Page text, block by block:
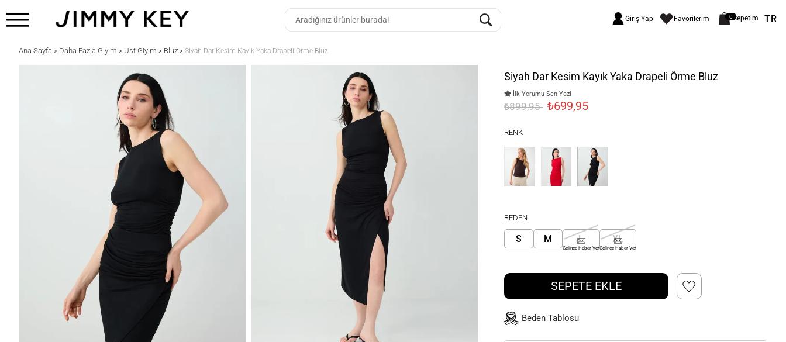
Giriş Yap Favorilerim 0Sepetim TR
Ana Sayfa > Daha Fazla Giyim > Üst Giyim > Bluz > Siyah Dar Kesim Kayık Yaka Drapeli Örme Bluz
Siyah Dar Kesim Kayık Yaka Drapeli Örme Bluz
İlk Yorumu Sen Yaz!
₺899,95 ₺699,95
RENK
BEDEN
S M L
Gelince Haber Ver
XL
Gelince Haber Ver
SEPETE EKLE
Beden Tablosu